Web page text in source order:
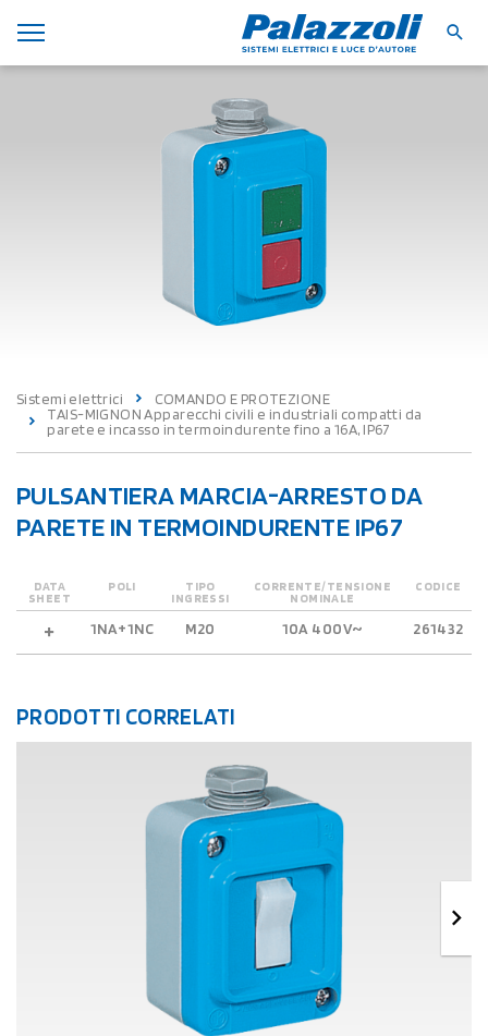
Sistemi elettrici
COMANDO E PROTEZIONE
TAIS-MIGNON Apparecchi civili e industriali compatti da
parete e incasso in termoindurente fino a 16A, IP67
PULSANTIERA MARCIA-ARRESTO DA
PARETE IN TERMOINDURENTE IP67
DATA
SHEET
POLI TIPO
INGRESSI
CORRENTE/TENSIONE
NOMINALE
CODICE
1NA+1NC M20 10A 400V~ 261432
PRODOTTI CORRELATI